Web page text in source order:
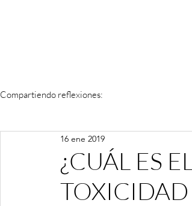
Compartiendo reflexiones:
¿CUÁL ES
TOXICIDAD
16 ene 2019